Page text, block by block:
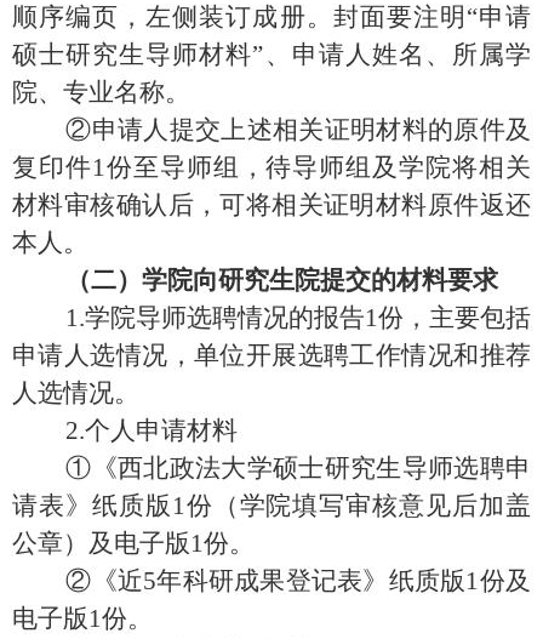
顺序编页，左侧装订成册。封面要注明“申请
硕士研究生导师材料”、申请人姓名、所属学
院、专业名称。
②申请人提交上述相关证明材料的原件及
复印件1份至导师组，待导师组及学院将相关
材料审核确认后，可将相关证明材料原件返还
本人。
（二）学院向研究生院提交的材料要求
1.学院导师选聘情况的报告1份，主要包括
申请人选情况，单位开展选聘工作情况和推荐
人选情况。
2.个人申请材料
①《西北政法大学硕士研究生导师选聘申
请表》纸质版1份（学院填写审核意见后加盖
公章）及电子版1份。
②《近5年科研成果登记表》纸质版1份及
电子版1份。